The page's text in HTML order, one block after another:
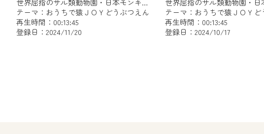
世界屈指のサル類動物園・日本モンキーセンター協力の親子で学べる動物番組。
テーマ：おうちで猿ＪＯＹどうぶつえん
再生時間：00:13:45
登録日：2024/11/20
テーマ：おうちで猿ＪＯＹど
再生時間：00:13:45
登録日：2024/10/17